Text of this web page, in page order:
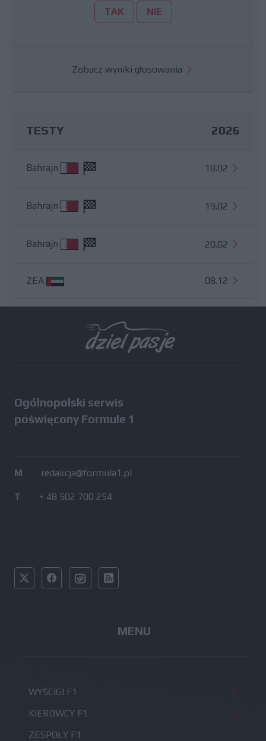
TAK NIE
Zobacz wyniki głosowania
TESTY 2026
Bahrajn 18.02
Bahrajn 19.02
Bahrajn 20.02
ZEA 08.12
Ogólnopolski serwis
poświęcony Formule 1
M / redakcja@formula1.pl
T / + 48 502 700 254
MENU
WYŚCIGI F1
KIEROWCY F1
ZESPOŁY F1